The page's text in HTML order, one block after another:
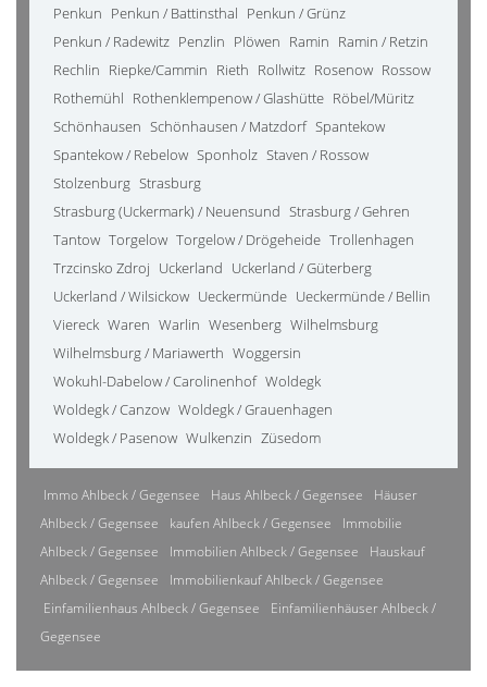
Penkun Penkun / Battinsthal Penkun / Grünz
Penkun / Radewitz Penzlin Plöwen Ramin Ramin / Retzin
Rechlin Riepke/Cammin Rieth Rollwitz Rosenow Rossow
Rothemühl Rothenklempenow / Glashütte Röbel/Müritz
Schönhausen Schönhausen / Matzdorf Spantekow
Spantekow / Rebelow Sponholz Staven / Rossow
Stolzenburg Strasburg
Strasburg (Uckermark) / Neuensund Strasburg / Gehren
Tantow Torgelow Torgelow / Drögeheide Trollenhagen
Trzcinsko Zdroj Uckerland Uckerland / Güterberg
Uckerland / Wilsickow Ueckermünde Ueckermünde / Bellin
Viereck Waren Warlin Wesenberg Wilhelmsburg
Wilhelmsburg / Mariawerth Woggersin
Wokuhl-Dabelow / Carolinenhof Woldegk
Woldegk / Canzow Woldegk / Grauenhagen
Woldegk / Pasenow Wulkenzin Züsedom
Immo Ahlbeck / Gegensee Haus Ahlbeck / Gegensee
Häuser
Ahlbeck / Gegensee
kaufen Ahlbeck / Gegensee
Immobilie
Ahlbeck / Gegensee
Immobilien Ahlbeck / Gegensee
Hauskauf
Ahlbeck / Gegensee
Immobilienkauf Ahlbeck / Gegensee
Einfamilienhaus Ahlbeck / Gegensee
Einfamilienhäuser Ahlbeck /
Gegensee